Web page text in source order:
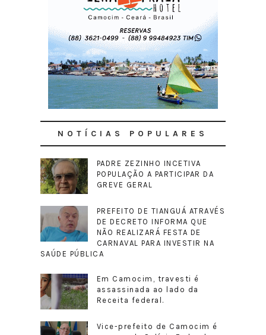
NOTÍCIAS POPULARES
PADRE ZEZINHO INCETIVA
POPULAÇÃO A PARTICIPAR DA
GREVE GERAL
PREFEITO DE TIANGUÁ ATRAVÉS
DE DECRETO INFORMA QUE
NÃO REALIZARÁ FESTA DE
CARNAVAL PARA INVESTIR NA
SAÚDE PÚBLICA
Em Camocim, travesti é
assassinada ao lado da
Receita federal.
Vice-prefeito de Camocim é